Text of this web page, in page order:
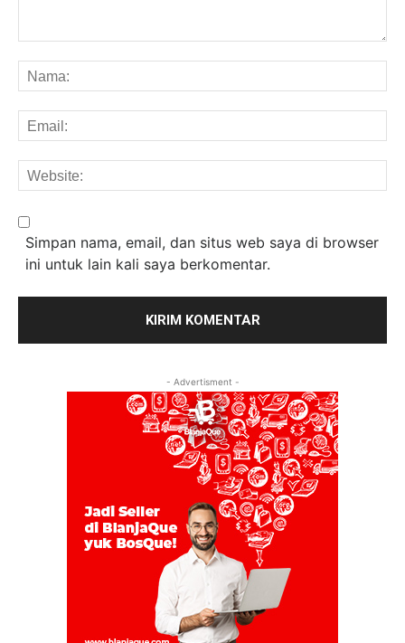
Simpan nama, email, dan situs web saya di browser
ini untuk lain kali saya berkomentar.
- Advertisment -